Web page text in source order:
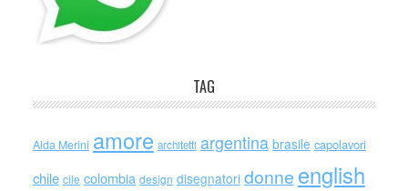
TAG
Alda Merini amore architetti argentina brasile capolavori
chile cile colombia design disegnatori donne english